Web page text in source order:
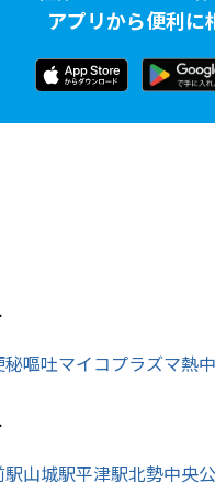
アプリから便利に
秘嘔吐マイコプラズマ熱
駅山城駅平津駅北勢中央